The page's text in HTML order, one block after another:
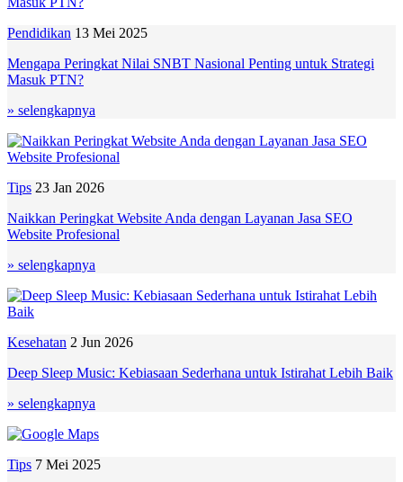
Pendidikan 13 Mei 2025
Mengapa Peringkat Nilai SNBT Nasional Penting untuk Strategi
Masuk PTN?
» selengkapnya
Tips 23 Jan 2026
Naikkan Peringkat Website Anda dengan Layanan Jasa SEO
Website Profesional
» selengkapnya
Kesehatan 2 Jun 2026
Deep Sleep Music: Kebiasaan Sederhana untuk Istirahat Lebih Baik
» selengkapnya
Tips 7 Mei 2025